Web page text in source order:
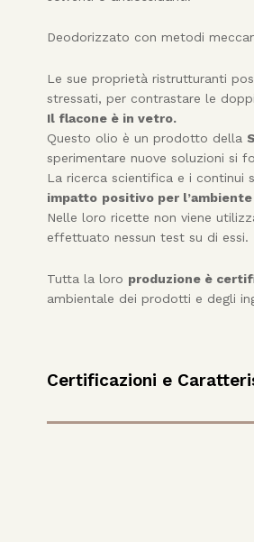
Deodorizzato con metodi
Le sue proprietà ristrutturanti
stressati, per contrastare le
Il flacone è in vetro.
Questo olio è un prodotto della
sperimentare nuove soluzioni si
La ricerca scientifica e i
impatto positivo per
Nelle loro ricette non viene
effettuato nessun test su di essi.
Tutta la loro produzione è
ambientale dei prodotti e degli
Certificazioni e